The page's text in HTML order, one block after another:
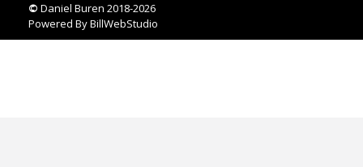
© Daniel Buren 2018-2026
Powered ByBillWebStudio